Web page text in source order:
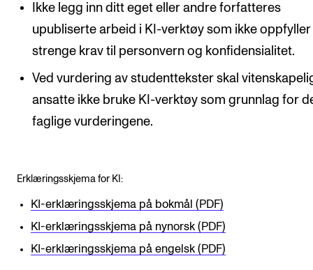
Ikke legg inn ditt eget eller andre forfatteres
upubliserte arbeid i KI-verktøy som ikke oppfyller
strenge krav til personvern og konfidensialitet.
Ved vurdering av studenttekster skal
ansatte ikke bruke KI-verktøy som grunnlag for
faglige vurderingene.
Erklæringsskjema for KI:
KI-erklæringsskjema på bokmål (PDF)
KI-erklæringsskjema på nynorsk (PDF)
KI-erklæringsskjema på engelsk (PDF)